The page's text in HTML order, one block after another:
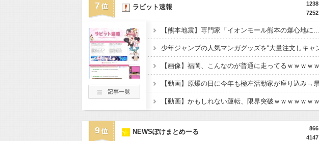
7
1238
7252
ラビット速報
9
866
4147
NEWSぽけまとめーる